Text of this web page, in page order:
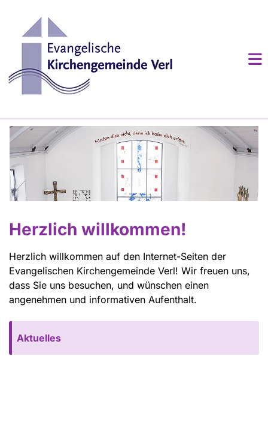
Herzlich willkommen!
Herzlich willkommen auf den Internet-Seiten der
Evangelischen Kirchengemeinde Verl! Wir freuen uns,
dass Sie uns besuchen, und wünschen einen
angenehmen und informativen Aufenthalt.
Aktuelles